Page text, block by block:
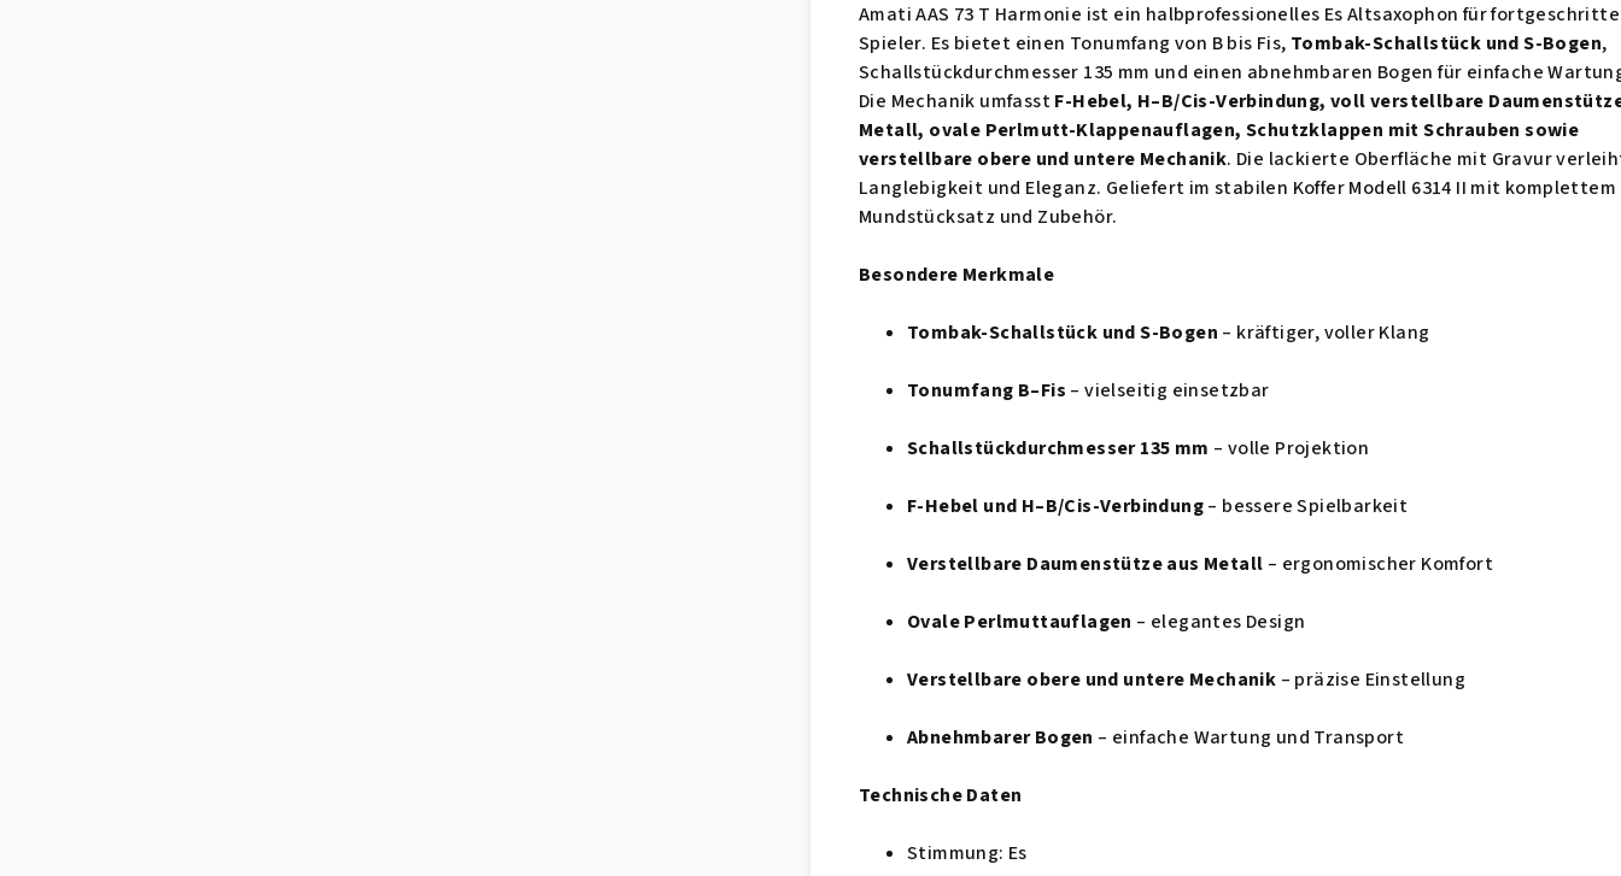
Amati AAS 73 T Harmonie ist ein halbprofessionelles Es Altsaxophon für
Spieler. Es bietet einen Tonumfang von B bis Fis, Tombak-Schallstück und S-Bogen,
Schallstückdurchmesser 135 mm und einen abnehmbaren Bogen für einfache
Die Mechanik umfasstF-Hebel, H–B/Cis-Verbindung, voll verstellbare
Metall, ovale Perlmutt-Klappenauflagen, Schutzklappen mit Schrauben sowie
verstellbare obere und untere Mechanik. Die lackierte Oberfläche mit Gravur
Langlebigkeit und Eleganz. Geliefert im stabilen Koffer Modell 6314 II mit komplettem
Mundstücksatz und Zubehör.
Besondere Merkmale
Tombak-Schallstück und S-Bogen – kräftiger, voller Klang
Tonumfang B–Fis – vielseitig einsetzbar
Schallstückdurchmesser 135 mm – volle Projektion
F-Hebel und H–B/Cis-Verbindung– bessere Spielbarkeit
Verstellbare Daumenstütze aus Metall – ergonomischer Komfort
Ovale Perlmuttauflagen – elegantes Design
Verstellbare obere und untere Mechanik – präzise Einstellung
Abnehmbarer Bogen – einfache Wartung und Transport
Technische Daten
Stimmung: Es